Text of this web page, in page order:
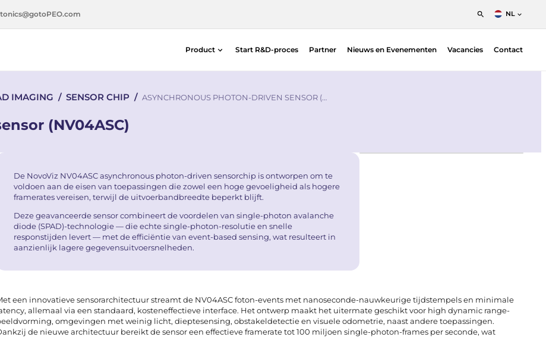
NL
English
Nederlands
Product
Silicon-photodiodes — Centronic EO |
Start R&D-proces Partner Nieuws en Evenementen Vacancies Contact
IMAGING / SENSOR CHIP / ASYNCHRONOUS PHOTON-DRIVEN SENSOR (…
(NV04ASC)
De NovoViz NV04ASC asynchronous photon-driven sensorchip is ontworpen om te
voldoen aan de eisen van toepassingen die zowel een hoge gevoeligheid als hogere
framerates vereisen, terwijl de uitvoerbandbreedte beperkt blijft.
Deze geavanceerde sensor combineert de voordelen van single-photon avalanche
diode (SPAD)-technologie — die echte single-photon-resolutie en snelle
responstijden levert — met de efficiëntie van event-based sensing, wat resulteert in
aanzienlijk lagere gegevensuitvoersnelheden.
een innovatieve sensorarchitectuur streamt de NV04ASC foton-events met nanoseconde-nauwkeurige tijdstempels en minimale
allemaal via een standaard, kosteneffectieve interface. Het ontwerp maakt het uitermate geschikt voor high dynamic range-
omgevingen met weinig licht, dieptesensing, obstakeldetectie en visuele odometrie, naast andere toepassingen.
de nieuwe architectuur bereikt de sensor een effectieve framerate tot 100 miljoen single-photon-frames per seconde, wat